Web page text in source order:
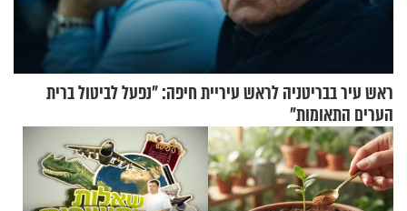
ראש עיר בבריטניה לראש עיריית חיפה: ״נפעל לביטול ברית
הערים התאומות״